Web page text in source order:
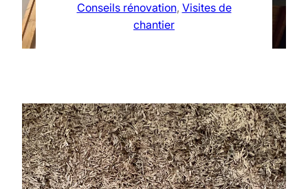
Conseils rénovation, Visites de
chantier